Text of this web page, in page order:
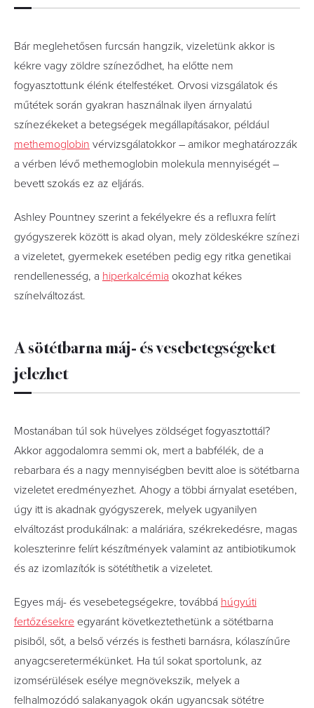
Bár meglehetősen furcsán hangzik, vizeletünk akkor is
kékre vagy zöldre színeződhet, ha előtte nem
fogyasztottunk élénk ételfestéket. Orvosi vizsgálatok és
műtétek során gyakran használnak ilyen árnyalatú
színezékeket a betegségek megállapításakor, például
methemoglobin vérvizsgálatokkor – amikor meghatározzák
a vérben lévő methemoglobin molekula mennyiségét –
bevett szokás ez az eljárás.
Ashley Pountney szerint a fekélyekre és a refluxra felírt
gyógyszerek között is akad olyan, mely zöldeskékre színezi
a vizeletet, gyermekek esetében pedig egy ritka genetikai
rendellenesség, a hiperkalcémia okozhat kékes
színelváltozást.
A sötétbarna máj- és vesebetegségeket
jelezhet
Mostanában túl sok hüvelyes zöldséget fogyasztottál?
Akkor aggodalomra semmi ok, mert a babfélék, de a
rebarbara és a nagy mennyiségben bevitt aloe is sötétbarna
vizeletet eredményezhet. Ahogy a többi árnyalat esetében,
úgy itt is akadnak gyógyszerek, melyek ugyanilyen
elváltozást produkálnak: a maláriára, székrekedésre, magas
koleszterinre felírt készítmények valamint az antibiotikumok
és az izomlazítók is sötétíthetik a vizeletet.
Egyes máj- és vesebetegségekre, továbbá húgyúti
fertőzésekre egyaránt következtethetünk a sötétbarna
pisiből, sőt, a belső vérzés is festheti barnásra, kólaszínűre
anyagcseretermékünket. Ha túl sokat sportolunk, az
izomsérülések esélye megnövekszik, melyek a
felhalmozódó salakanyagok okán ugyancsak sötétre